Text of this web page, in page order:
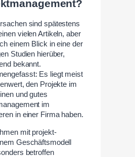
sind spätestens
vielen Artikeln, aber
einem Blick in eine der
Studien hierüber,
bekannt.
Es liegt meist
den Projekte im
und gutes
im
in einer Firma haben.
mit projekt-
Geschäftsmodell
betroffen